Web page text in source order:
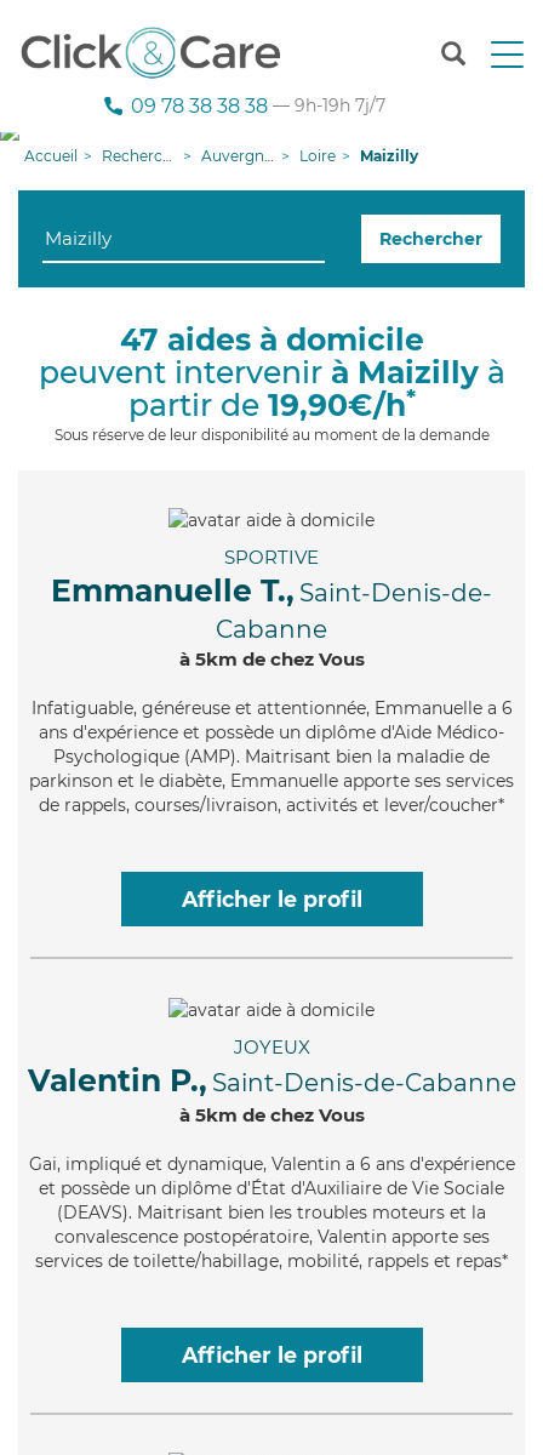
T
n
g
09 78 38 38 38 — 9h-19h 7j/7
Accueil Recherche aide à domicile Auvergne-Rhône-Alpes Loire Maizilly
Rechercher
47 aides à domicile
peuvent intervenir à Maizillyà
partir de 19,90€/h*
Sous réserve de leur disponibilité au moment de la demande
SPORTIVE
Emmanuelle T., Saint-Denis-de-
Cabanne
à 5km de chez Vous
Infatiguable, généreuse et attentionnée, Emmanuelle a 6
ans d'expérience et possède un diplôme d'Aide Médico-
Psychologique (AMP). Maitrisant bien la maladie de
parkinson et le diabète, Emmanuelle apporte ses services
de rappels, courses/livraison, activités et lever/coucher*
Afficher le profil
JOYEUX
Valentin P., Saint-Denis-de-Cabanne
à 5km de chez Vous
Gai, impliqué et dynamique, Valentin a 6 ans d'expérience
et possède un diplôme d'État d'Auxiliaire de Vie Sociale
(DEAVS). Maitrisant bien les troubles moteurs et la
convalescence postopératoire, Valentin apporte ses
services de toilette/habillage, mobilité, rappels et repas*
Afficher le profil